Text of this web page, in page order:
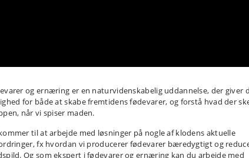
og ernæring er en naturvidenskabelig uddannelse, der giver
for både at skabe fremtidens fødevarer, og forstå hvad der
når vi spiser maden.
til at arbejde med løsninger på nogle af klodens aktuelle
fx hvordan vi producerer fødevarer bæredygtigt og
Og som ekspert i fødevarer og ernæring kan du arbejde med